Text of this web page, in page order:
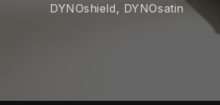
DYNOshield, DYNOsatin